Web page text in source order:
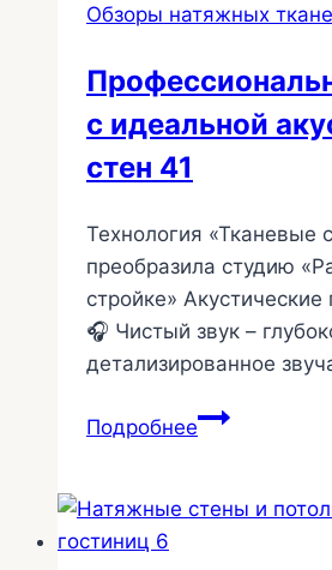
Обзоры натяжных
с идеальной
стен 41
Технология «Тканевые
преобразила студию
стройке»
🎧 Чистый звук –
детализированное
Подробнее
идеальной